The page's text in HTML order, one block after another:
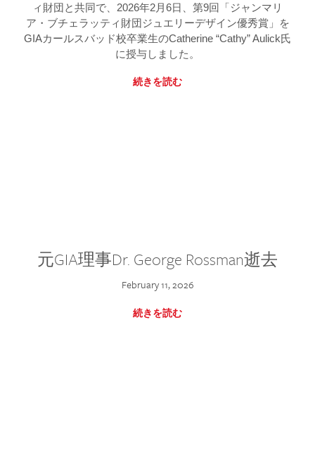
ィ財団と共同で、2026年2月6日、第9回「ジャンマリ
ア・ブチェラッティ財団ジュエリーデザイン優秀賞」を
GIAカールスバッド校卒業生のCatherine “Cathy” Aulick氏
に授与しました。
続きを読む
元GIA理事Dr. George Rossman逝去
February 11, 2026
続きを読む